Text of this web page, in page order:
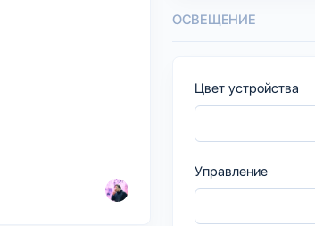
ОСВЕЩЕНИЕ
Цвет устройства
Управление